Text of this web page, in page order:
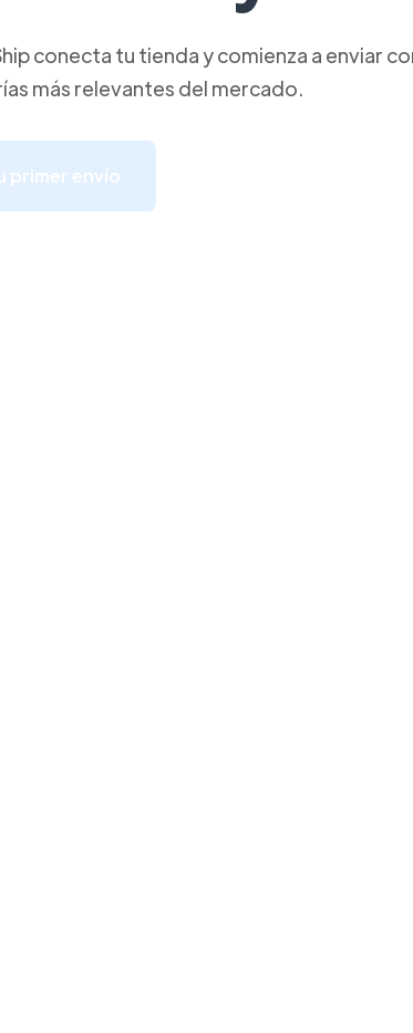
conecta tu tienda y comienza a enviar
más relevantes del mercado.
primer envío